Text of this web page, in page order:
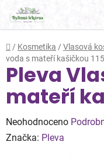
obsah
Domů
/ Kosmetika / Vlasová
voda s mateří kašičkou
Pleva
mateří
Průměrné
hodnocení
Neohodnoceno
Značka: Pleva